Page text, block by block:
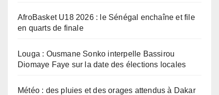
AfroBasket U18 2026 : le Sénégal enchaîne et file
en quarts de finale
Louga : Ousmane Sonko interpelle Bassirou
Diomaye Faye sur la date des élections locales
Météo : des pluies et des orages attendus à Dakar